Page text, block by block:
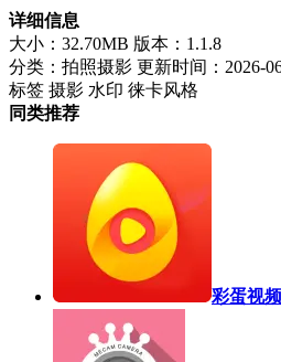
详细信息
大小：32.70MB 版本：1.1.8
分类：拍照摄影 更新时间：2026-
标签 摄影 水印 徕卡风格
同类推荐
彩蛋视频